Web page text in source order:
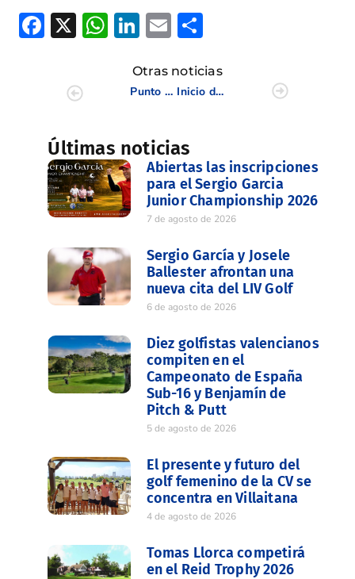
Facebook
X WhatsApp
LinkedIn
Email
Otras noticias
Punto de partida del Circuito Masculino y Femenino CV en Mediterráneo
Inicio de la Liguilla Interclubes Femenina en El Saler
Últimas noticias
Abiertas las inscripciones
para el Sergio Garcia
Junior Championship 2026
7 de agosto de 2026
Sergio García y Josele
Ballester afrontan una
nueva cita del LIV Golf
6 de agosto de 2026
Diez golfistas valencianos
compiten en el
Campeonato de España
Sub-16 y Benjamín de
Pitch & Putt
5 de agosto de 2026
El presente y futuro del
golf femenino de la CV se
concentra en Villaitana
4 de agosto de 2026
Tomas Llorca competirá
en el Reid Trophy 2026